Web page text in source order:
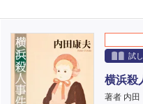
試
横浜殺
著者 内